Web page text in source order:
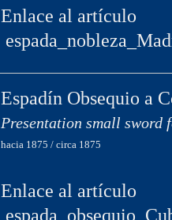
Enlace al artículo
Espadín Obsequio a
Presentation small sword
hacia 1875 / circa 1875
Enlace al artículo